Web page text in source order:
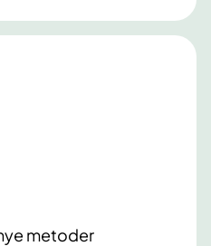
metoder